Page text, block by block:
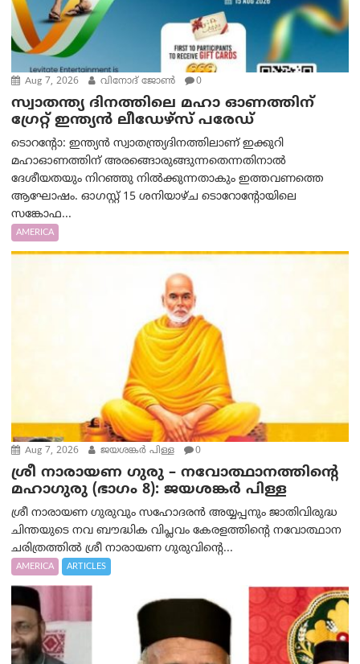
Aug 7, 2026 വിനോദ് ജോൺ 0
സ്വാതന്ത്യ ദിനത്തിലെ മഹാ ഓണത്തിന്
ഗ്രേറ്റ് ഇന്ത്യൻ ലീഡേഴ്സ് പരേഡ്
ടൊറന്റോ: ഇന്ത്യൻ സ്വാതന്ത്ര്യദിനത്തിലാണ് ഇക്കുറി
മഹാഓണത്തിന് അരങ്ങൊരുങ്ങുന്നതെന്നതിനാൽ
ദേശീയതയും നിറഞ്ഞു നിൽക്കുന്നതാകും ഇത്തവണത്തെ
ആഘോഷം. ഓഗസ്റ്റ് 15 ശനിയാഴ്ച ടൊറോന്റോയിലെ
സങ്കോഫ...
AMERICA
Aug 7, 2026 ജയശങ്കര്‍ പിള്ള 0
ശ്രീ നാരായണ ഗുരു – നവോത്ഥാനത്തിന്റെ
മഹാഗുരു (ഭാഗം 8): ജയശങ്കര്‍ പിള്ള
ശ്രീ നാരായണ ഗുരുവും സഹോദരൻ അയ്യപ്പനും ജാതിവിരുദ്ധ
ചിന്തയുടെ നവ ബൗദ്ധിക വിപ്ലവം കേരളത്തിന്റെ നവോത്ഥാന
ചരിത്രത്തിൽ ശ്രീ നാരായണ ഗുരുവിന്റെ...
AMERICA ARTICLES